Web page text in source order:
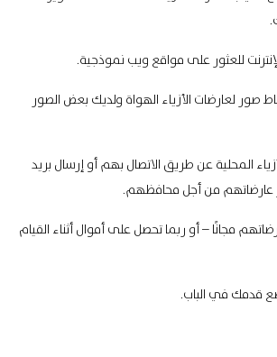
للعثور على مواقع ويب نموذجية.
صور لعارضات الأزياء الهواة ولديك بعض الصور
المحلية عن طريق الاتصال بهم أو إرسال بريد
عارضاتهم من أجل محافظهم.
مجانًا – أو ربما تحصل على أموال أثناء القيام
قدمك في الباب.